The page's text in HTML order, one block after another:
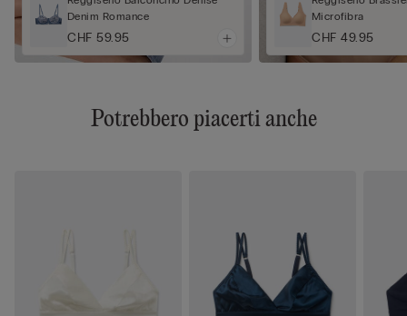
Denim Romance
CHF 59.95
Microfibra
CHF 49.95
Potrebbero piacerti anche